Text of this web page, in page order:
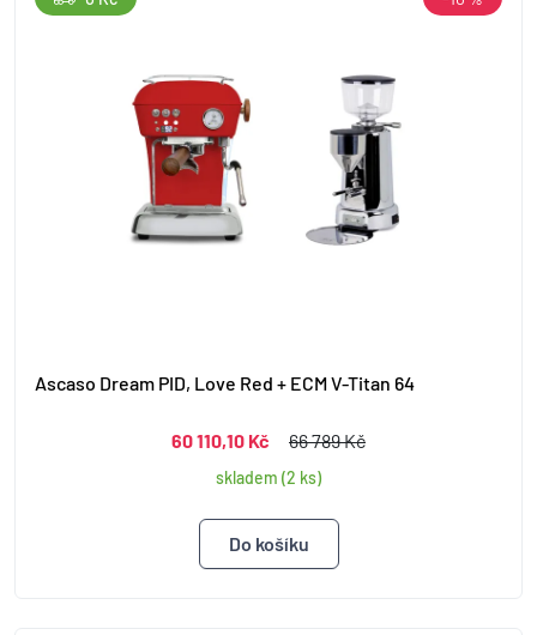
Ascaso Dream PID, Love Red + ECM V-Titan 64
60 110,10 Kč 66 789 Kč
skladem (2 ks)